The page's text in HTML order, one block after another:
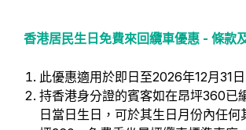
香港居民生日免費來回纜車優惠 - 條款
此優惠適用於即日至2026年12月31日
持香港身分證的賓客如在昂坪360已
日當日生日，可於其生日月份內任何